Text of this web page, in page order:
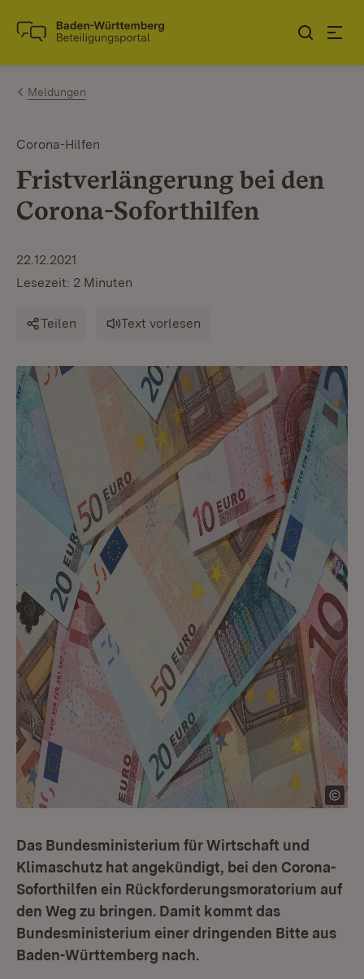
Zum Inhalt springen
Link zur Startseite
Meldungen
Corona-Hilfen
Fristverlängerung bei den
Corona-Soforthilfen
22.12.2021
Lesezeit: 2 Minuten
Teilen Text vorlesen
Das Bundesministerium für Wirtschaft und
Klimaschutz hat angekündigt, bei den Corona-
Soforthilfen ein Rückforderungsmoratorium auf
den Weg zu bringen. Damit kommt das
Bundesministerium einer dringenden Bitte aus
Baden-Württemberg nach.